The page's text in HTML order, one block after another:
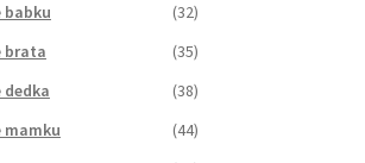
babku
(32)
brata
(35)
dedka
(38)
mamku
(44)